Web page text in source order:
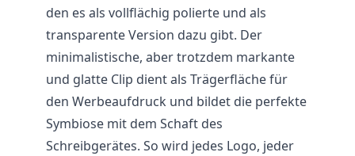
den es als vollflächig polierte und als
transparente Version dazu gibt. Der
minimalistische, aber trotzdem markante
und glatte Clip dient als Trägerfläche für
den Werbeaufdruck und bildet die perfekte
Symbiose mit dem Schaft des
Schreibgerätes. So wird jedes Logo, jeder